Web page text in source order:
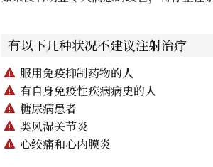
有以下几种状况不建议注射治疗
服用免疫抑制药物的人
有自身免疫性疾病病史的人
糖尿病患者
类风湿关节炎
心绞痛和心内膜炎